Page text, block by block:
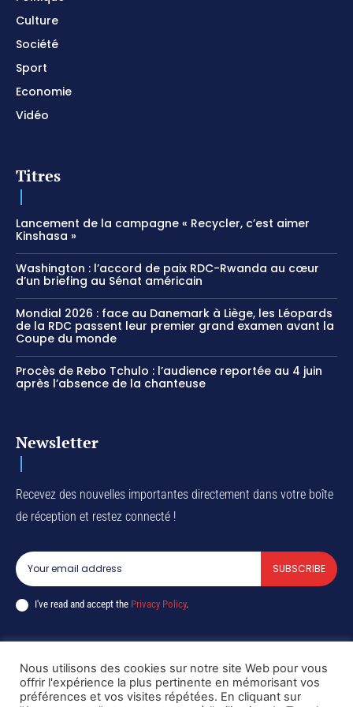
Culture
Société
Sport
Economie
Vidéo
Titres
Lancement de la campagne « Recycler, c’est aimer
Kinshasa »
Washington : l’accord de paix RDC-Rwanda au cœur
d’un briefing au Sénat américain
Mondial 2026 : face au Danemark à Liège, les Léopards
de la RDC passent leur premier grand examen avant la
Coupe du monde
Procès de Rebo Tchulo : l’audience reportée au 4 juin
après l’absence de la chanteuse
Newsletter
Recevez des nouvelles importantes directement dans votre boîte
de réception et restez connecté !
SUBSCRIBE
I've read and accept the Privacy Policy.
Copyright © DiaspoRDC. All rights reserved
Nous utilisons des cookies sur notre site Web pour vous
offrir l'expérience la plus pertinente en mémorisant vos
préférences et vos visites répétées. En cliquant sur